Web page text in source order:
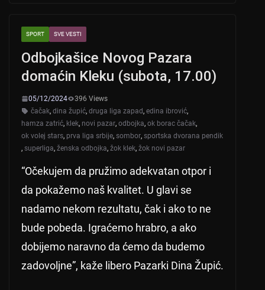
A
p
p
o
k
SPORT SVE VESTI
Odbojkašice Novog Pazara
domaćin Kleku (subota, 17.00)
05/12/2024
396 Views
čačak, dina župić, druga liga zapad, edina ibrović,
hamza zatrić, klek, novi pazar, odbojka, ok borac čačak,
ok volej stars, prva liga srbije, sombor, sportska dvorana pendik
, superliga, ženska odbojka, žok klek, žok novi pazar
“Očekujem da pružimo adekvatan otpor i
da pokažemo naš kvalitet. U glavi se
nadamo nekom rezultatu, čak i ako to ne
bude pobeda. Igraćemo hrabro, a ako
dobijemo naravno da ćemo da budemo
zadovoljne”, kaže libero Pazarki Dina Župić.